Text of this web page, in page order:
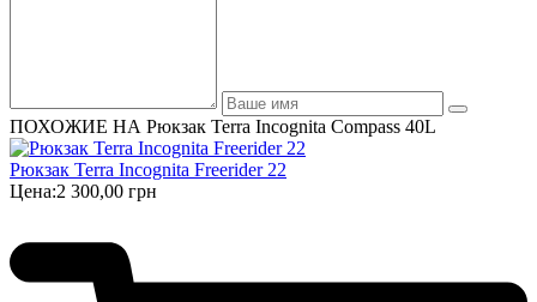
ПОХОЖИЕ НА Рюкзак Terra Incognita Compass 40L
Рюкзак Terra Incognita Freerider 22
Цена:2 300,00 грн